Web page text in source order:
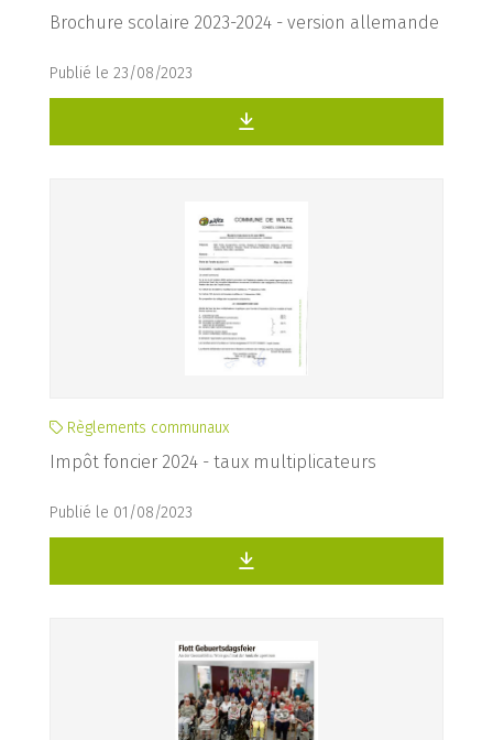
Brochure scolaire 2023-2024 - version allemande
Publié le 23/08/2023
Règlements communaux
Impôt foncier 2024 - taux multiplicateurs
Publié le 01/08/2023